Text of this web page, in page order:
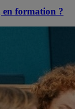
formation ?